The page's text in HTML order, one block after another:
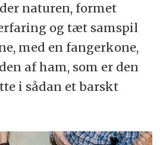
naturen, formet
og tæt samspil
med en fangerkone,
af ham, som er den
i sådan et barskt